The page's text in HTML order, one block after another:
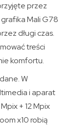
przez
Mali G78
długi czas.
treści
komfortu.
W
i aparat
+ 12 Mpix
x10 robią